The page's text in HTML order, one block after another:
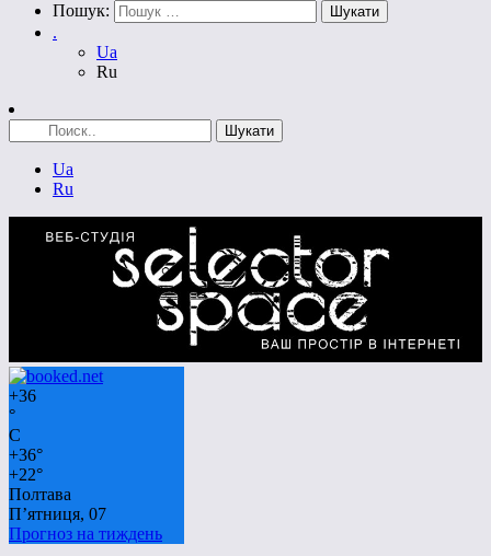
Пошук:
.
Ua
Ru
Ua
Ru
+36
°
C
+36°
+22°
Полтава
П’ятниця, 07
Прогноз на тиждень